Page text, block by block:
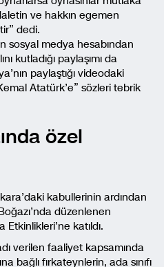
ve hakkın egemen
dedi.
sosyal medya hesabından
kutladığı paylaşımı da
paylaştığı videodaki
Atatürk’e” sözleri tebrik
özel
kabullerinin ardından
düzenlenen
katıldı.
verilen faaliyet kapsamında
bağlı fırkateynlerin, ada sınıfı